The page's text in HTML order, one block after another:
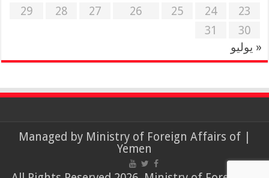
23
24
25
26
27
28
29
30
31
« يوليو
Ministry of Foreign Affairs of
Yemen